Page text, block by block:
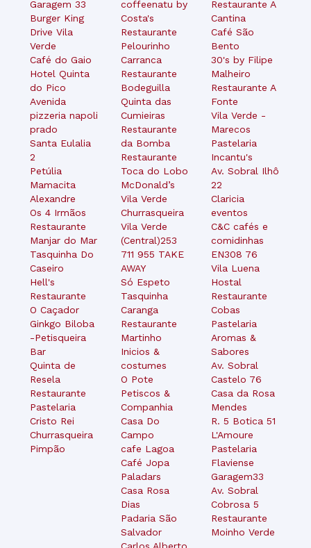
Garagem 33
Burger King
Drive Vila
Verde
Café do Gaio
Hotel Quinta
do Pico
Avenida
pizzeria napoli
prado
Santa Eulalia
2
Petúlia
Mamacita
Alexandre
Os 4 Irmãos
Restaurante
Manjar do Mar
Tasquinha Do
Caseiro
Hell's
Restaurante
O Caçador
Ginkgo Biloba
-Petisqueira
Bar
Quinta de
Resela
Restaurante
Pastelaria
Cristo Rei
Churrasqueira
Pimpão
coffeenatu by
Costa's
Restaurante
Pelourinho
Carranca
Restaurante
Bodeguilla
Quinta das
Cumieiras
Restaurante
da Bomba
Restaurante
Toca do Lobo
McDonald’s
Vila Verde
Churrasqueira
Vila Verde
(Central)253
711 955 TAKE
AWAY
Só Espeto
Tasquinha
Caranga
Restaurante
Martinho
Inicios &
costumes
O Pote
Petiscos &
Companhia
Casa Do
Campo
cafe Lagoa
Café Jopa
Paladars
Casa Rosa
Dias
Padaria São
Salvador
Carlos Alberto
Restaurante A
Cantina
Café São
Bento
30's by Filipe
Malheiro
Restaurante A
Fonte
Vila Verde -
Marecos
Pastelaria
Incantu's
Av. Sobral Ilhô
22
Claricia
eventos
C&C cafés e
comidinhas
EN308 76
Vila Luena
Hostal
Restaurante
Cobas
Pastelaria
Aromas &
Sabores
Av. Sobral
Castelo 76
Casa da Rosa
Mendes
R. 5 Botica 51
L'Amoure
Pastelaria
Flaviense
Garagem33
Av. Sobral
Cobrosa 5
Restaurante
Moinho Verde